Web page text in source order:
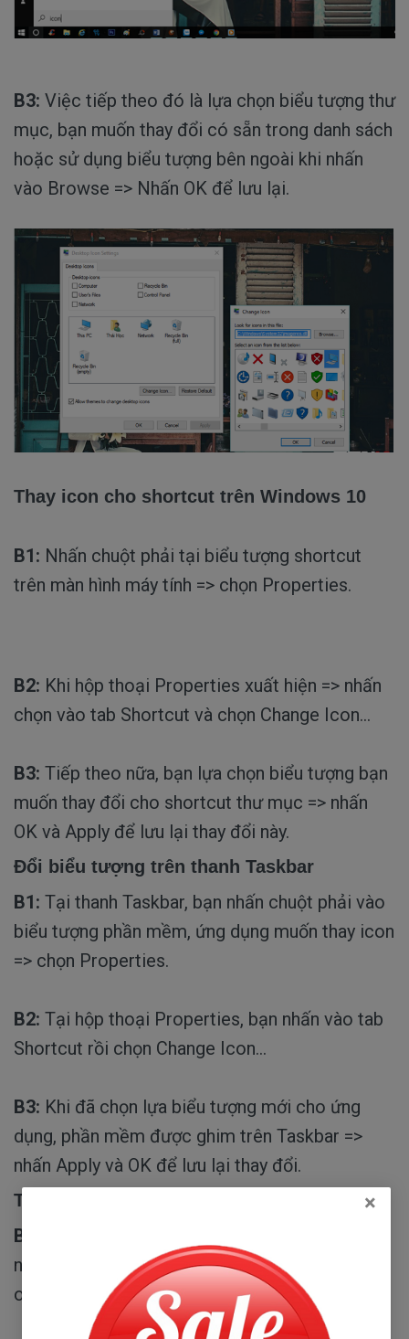
B3: Việc tiếp theo đó là lựa chọn biểu tượng thư
mục, bạn muốn thay đổi có sẵn trong danh sách
hoặc sử dụng biểu tượng bên ngoài khi nhấn
vào Browse => Nhấn OK để lưu lại.
Thay icon cho shortcut trên Windows 10
B1: Nhấn chuột phải tại biểu tượng shortcut
trên màn hình máy tính => chọn Properties.
B2: Khi hộp thoại Properties xuất hiện => nhấn
chọn vào tab Shortcut và chọn Change Icon...
B3: Tiếp theo nữa, bạn lựa chọn biểu tượng bạn
muốn thay đổi cho shortcut thư mục => nhấn
OK và Apply để lưu lại thay đổi này.
Đổi biểu tượng trên thanh Taskbar
B1: Tại thanh Taskbar, bạn nhấn chuột phải vào
biểu tượng phần mềm, ứng dụng muốn thay icon
=> chọn Properties.
B2: Tại hộp thoại Properties, bạn nhấn vào tab
Shortcut rồi chọn Change Icon...
B3: Khi đã chọn lựa biểu tượng mới cho ứng
dụng, phần mềm được ghim trên Taskbar =>
nhấn Apply và OK để lưu lại thay đổi.
Thay đổi icon biểu tượng trên desktop
B1:
nhập từ khóa icon => nhấn vào tùy chọn Show
or hide common icons on the desktop.
×